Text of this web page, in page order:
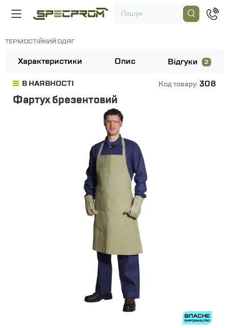
ТЕРМОСТІЙКИЙ ОДЯГ
Характеристики Опис Відгуки 2
В НАЯВНОСТІ Код товару: 308
Фартух брезентовий